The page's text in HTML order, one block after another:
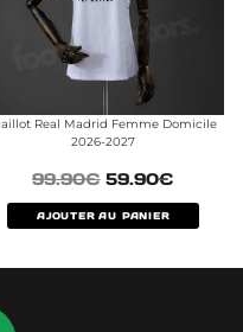
Real Madrid Femme Domicile
2026-2027
99.90€ 59.90€
AJOUTER AU PANIER